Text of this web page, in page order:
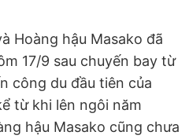
Hoàng hậu Masako đã
17/9 sau chuyến bay từ
công du đầu tiên của
từ khi lên ngôi năm
hậu Masako cũng chưa